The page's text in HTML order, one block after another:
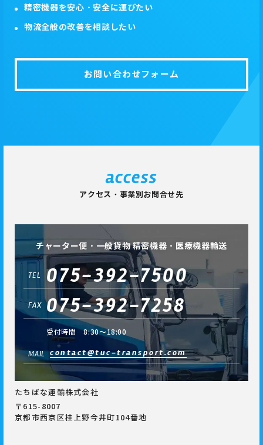
精密機器を安心・安全に運びたい
物流全般の改善を相談したい
お問い合わせフォーム
access
アクセス・事業別お問合せ先
チャーター便・一般貨物 精密機器・医療機器輸送
TEL 075-392-7500
FAX 075-392-7258
受付時間 8:30～18:00
MAIL contact@tuc-transport.com
たちばな運輸株式会社
〒615-8007
京都市西京区桂上野今井町104番地